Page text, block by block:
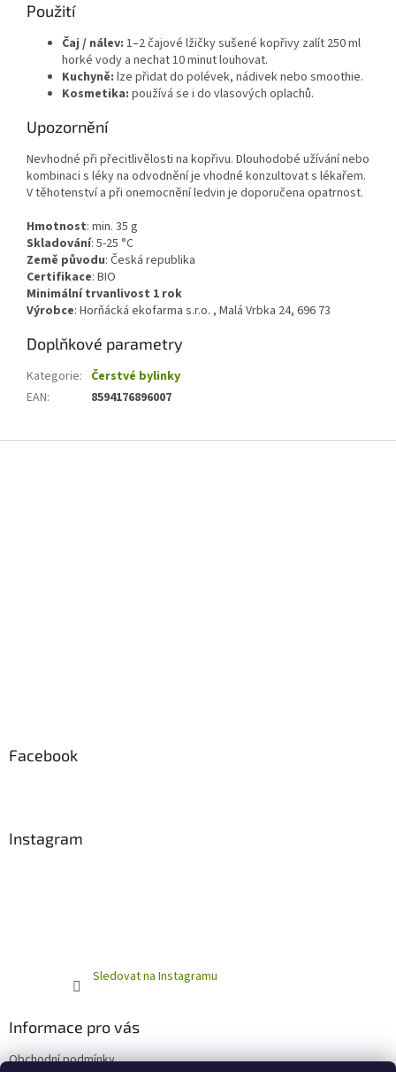
Použití
Čaj / nálev: 1–2 čajové lžičky sušené kopřivy zalít 250 ml
horké vody a nechat 10 minut louhovat.
Kuchyně: lze přidat do polévek, nádivek nebo smoothie.
Kosmetika: používá se i do vlasových oplachů.
Upozornění
Nevhodné při přecitlivělosti na kopřivu. Dlouhodobé užívání nebo
kombinaci s léky na odvodnění je vhodné konzultovat s lékařem.
V těhotenství a při onemocnění ledvin je doporučena opatrnost.
Hmotnost: min. 35 g
Skladování: 5-25 °C
Země původu: Česká republika
Certifikace: BIO
Minimální trvanlivost 1 rok
Výrobce: Horňácká ekofarma s.r.o. , Malá Vrbka 24, 696 73
Doplňkové parametry
Kategorie: Čerstvé bylinky
EAN: 8594176896007
Facebook
Instagram
Sledovat na Instagramu
Informace pro vás
Obchodní podmínky